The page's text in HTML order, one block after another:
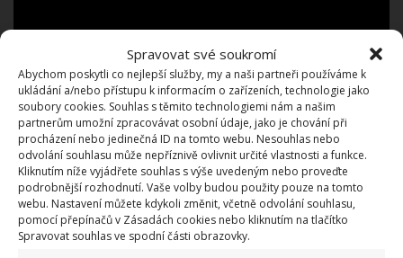
Spravovat své soukromí
Abychom poskytli co nejlepší služby, my a naši partneři používáme k
ukládání a/nebo přístupu k informacím o zařízeních, technologie jako
soubory cookies. Souhlas s těmito technologiemi nám a našim
partnerům umožní zpracovávat osobní údaje, jako je chování při
procházení nebo jedinečná ID na tomto webu. Nesouhlas nebo
odvolání souhlasu může nepříznivě ovlivnit určité vlastnosti a funkce.
Kliknutím níže vyjádřete souhlas s výše uvedeným nebo proveďte
podrobnější rozhodnutí. Vaše volby budou použity pouze na tomto
webu. Nastavení můžete kdykoli změnit, včetně odvolání souhlasu,
pomocí přepínačů v Zásadách cookies nebo kliknutím na tlačítko
Spravovat souhlas ve spodní části obrazovky.
5. Zasněžené šišky
Šišky jsou oblíbenou dekorací o Vánocích. Aby
nezanikaly a byly krásně vidět, můžete je poprášit
bílými třpytkami. Stačí špičky šišek potřít lepidlem a
poprášit, třpytky se na nich uchytí. Nemusí jít pouze o